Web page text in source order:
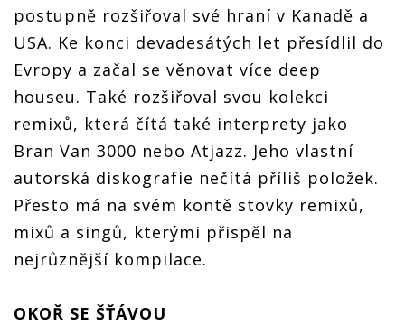
postupně rozšiřoval své hraní v Kanadě a
USA. Ke konci devadesátých let přesídlil do
Evropy a začal se věnovat více deep
houseu. Také rozšiřoval svou kolekci
remixů, která čítá také interprety jako
Bran Van 3000 nebo Atjazz. Jeho vlastní
autorská diskografie nečítá příliš položek.
Přesto má na svém kontě stovky remixů,
mixů a singů, kterými přispěl na
nejrůznější kompilace.
OKOŘ SE ŠŤÁVOU